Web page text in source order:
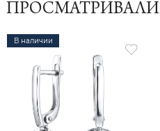
ПРОСМАТРИВАЛИ
В наличии